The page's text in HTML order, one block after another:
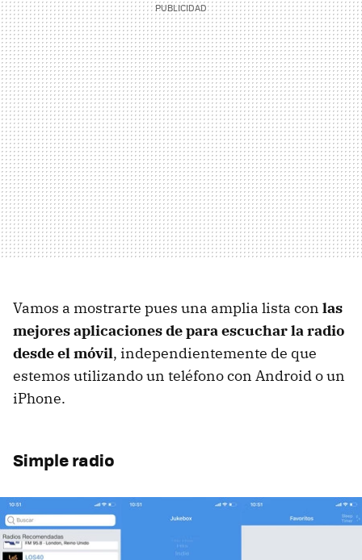
Vamos a mostrarte pues una amplia lista con las
mejores aplicaciones de para escuchar la radio
desde el móvil, independientemente de que
estemos utilizando un teléfono con Android o un
iPhone.
Simple radio